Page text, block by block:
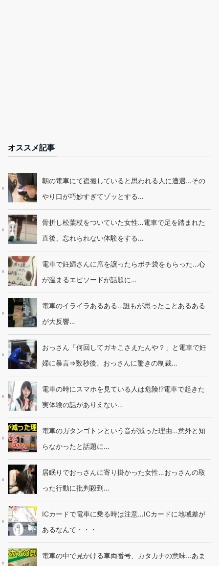
オススメ記事
朝の電車にて盗撮していると思われる人に遭遇…その
やり口が巧妙すぎてゾッとする…
骨折し松葉杖をついていた女性…電車で足を踏まれた
直後、忘れられない体験をする…
電車で妊婦さんに席を譲ったらポチ袋をもらった…心
が温まるエピソードが話題に…
電車のイライラあるある…誰もが思ったことあるある
が大反響…
おっさん「何回してガキこさえたんや？」と電車で妊
婦に暴言⇒数秒後、おっさんに驚きの制裁…
電車の時にスマホを見ている人は危険!?電車で起きた
実体験の話がありえない…
電車のガタンゴトンという音が減った理由…意外と知
らなかったと話題に…
居眠りでおっさんに寄り掛かった女性…おっさんの取
った行動に批判殺到…
ICカードで電車に乗る時は注意…ICカードに地域差が
あるなんて・・・
電車の中で見かける車両番号、カタカナの意味…あま